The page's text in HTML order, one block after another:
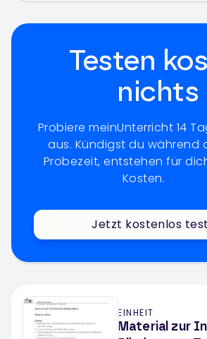
Testen
nichts
Probiere meinUnterricht 14
aus. Kündigst du während
Probezeit, entstehen für
Kosten.
Jetzt kostenlos
EINHEIT
Material zur